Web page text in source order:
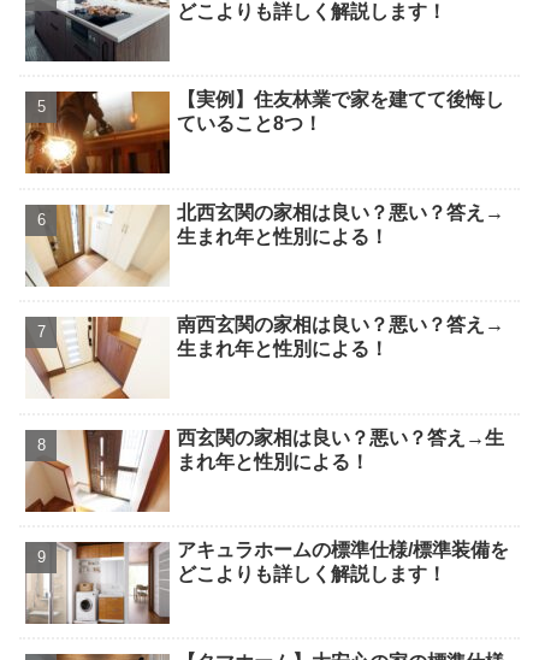
どこよりも詳しく解説します！
【実例】住友林業で家を建てて後悔し
ていること8つ！
北西玄関の家相は良い？悪い？答え→
生まれ年と性別による！
南西玄関の家相は良い？悪い？答え→
生まれ年と性別による！
西玄関の家相は良い？悪い？答え→生
まれ年と性別による！
アキュラホームの標準仕様/標準装備を
どこよりも詳しく解説します！